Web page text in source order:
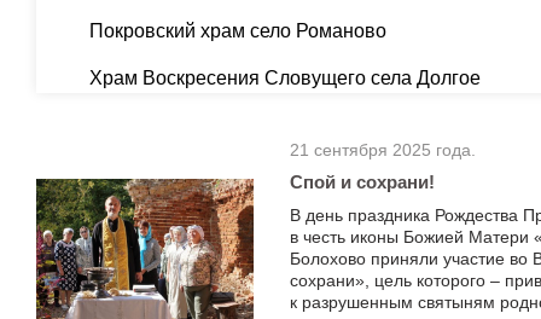
Покровский храм село Романово
Храм Воскресения Словущего села Долгое
21 сентября 2025 года.
Спой и сохрани!
В день праздника Рождества
в честь иконы Божией Матери
Болохово приняли участие
сохрани», цель которого –
к разрушенным святыням